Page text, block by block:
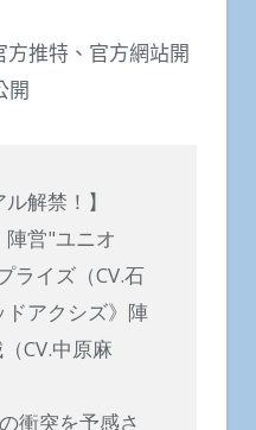
推特、官方網站開
開
解禁！】
陣営"ユニオ
ライズ（CV.石
ドアクシズ》陣
CV.中原麻
衝突を予感さ